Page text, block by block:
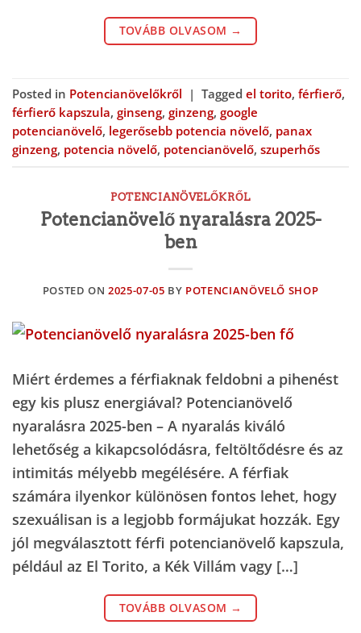
TOVÁBB OLVASOM →
Posted in Potencianövelőkről | Tagged el torito, férfierő,
férfierő kapszula, ginseng, ginzeng, google
potencianövelő, legerősebb potencia növelő, panax
ginzeng, potencia növelő, potencianövelő, szuperhős
POTENCIANÖVELŐKRŐL
Potencianövelő nyaralásra 2025-
ben
POSTED ON2025-07-05 BY POTENCIANÖVELŐ SHOP
Miért érdemes a férfiaknak feldobni a pihenést
egy kis plusz energiával? Potencianövelő
nyaralásra 2025-ben – A nyaralás kiváló
lehetőség a kikapcsolódásra, feltöltődésre és az
intimitás mélyebb megélésére. A férfiak
számára ilyenkor különösen fontos lehet, hogy
szexuálisan is a legjobb formájukat hozzák. Egy
jól megválasztott férfi potencianövelő kapszula,
például az El Torito, a Kék Villám vagy […]
TOVÁBB OLVASOM →